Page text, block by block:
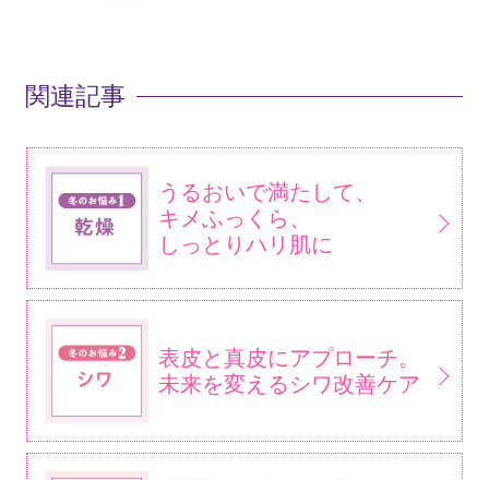
関連記事
うるおいで満たして、
キメふっくら、
しっとりハリ肌に
表皮と真皮にアプローチ。
未来を変えるシワ改善ケア